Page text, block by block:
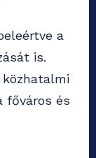
a
is.
közhatalmi
főváros és